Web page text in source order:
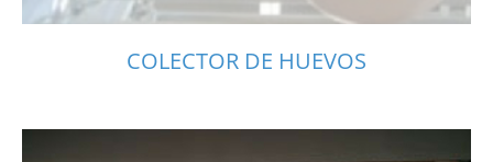
COLECTOR DE HUEVOS